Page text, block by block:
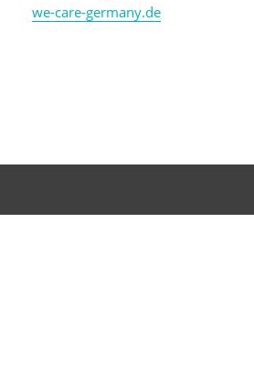
we-care-germany.de